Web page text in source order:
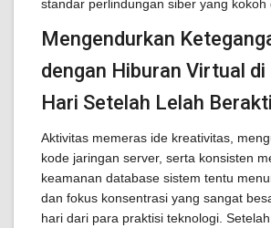
standar perlindungan siber yang kokoh
Mengendurkan
dengan Hiburan Virtual
Hari Setelah Lelah
Aktivitas memeras ide kreativitas,
kode jaringan server, serta konsisten
keamanan database sistem tentu
dan fokus konsentrasi yang sangat
hari dari para praktisi teknologi.